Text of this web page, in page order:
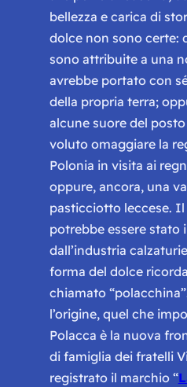
bellezza e carica di
dolce non sono certe:
sono attribuite a una
avrebbe portato con
della propria terra;
alcune suore del
voluto omaggiare la
Polonia in visita ai
oppure, ancora, una
pasticciotto leccese.
potrebbe essere stato
dall’industria
forma del dolce
chiamato
l’origine, quel che
Polacca è la nuova
di famiglia dei fratelli
registrato il marchio “